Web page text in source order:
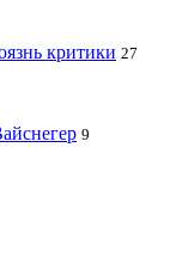
критики 27
9